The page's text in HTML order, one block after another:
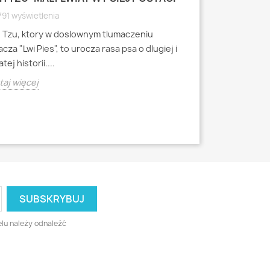
wyświetlenia
Tzu, ktory w doslownym tlumaczeniu
"Lwi Pies", to urocza rasa psa o dlugiej i
historii....
więcej
należy odnaleźć